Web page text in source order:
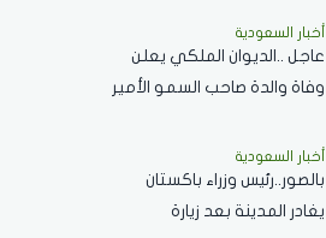
ودورها في تعزيز السلام
والردع
أخبار السعودية
عاجل ..الديوان الملكي يعلن
وفاة والدة صاحب السمو الأمير
جلوي آل سعود
أخبار السعودية
بالصور..رئيس وزراء باكستان
يغادر المدينة بعد زيارة